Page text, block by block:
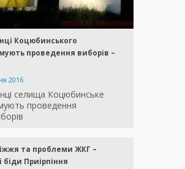
Коцюбинського
проведення виборів –
2016
селища Коцюбинське
проведення
та проблеми ЖКГ –
біди Приірпіння